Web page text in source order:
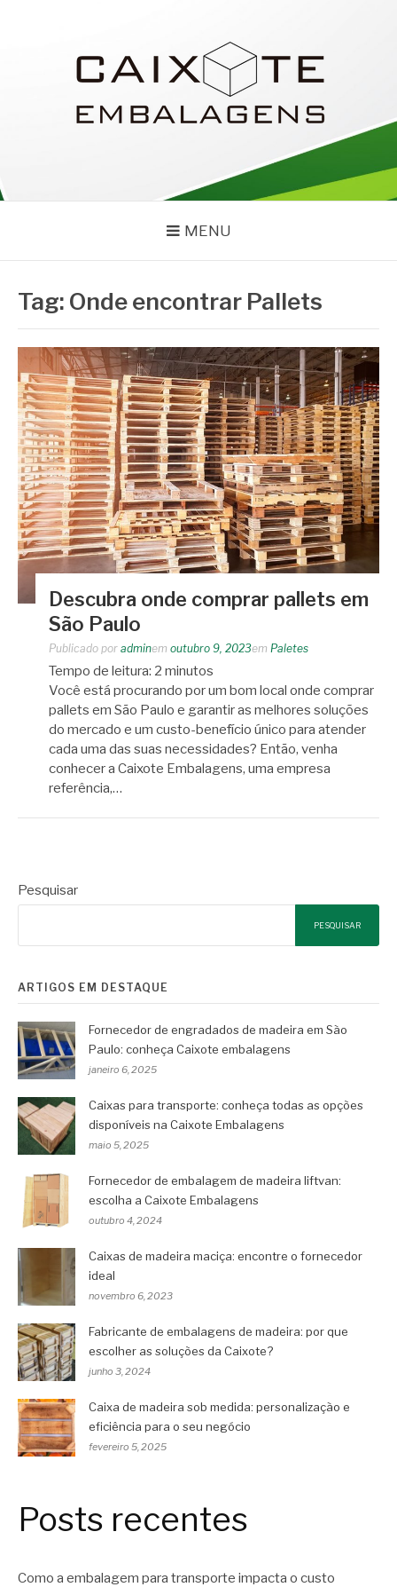
MENU
Tag: Onde encontrar Pallets
Descubra onde comprar pallets em
São Paulo
Publicado por adminem outubro 9, 2023em Paletes
Tempo de leitura: 2 minutos
Você está procurando por um bom local onde comprar
pallets em São Paulo e garantir as melhores soluções
do mercado e um custo-benefício único para atender
cada uma das suas necessidades? Então, venha
conhecer a Caixote Embalagens, uma empresa
referência,…
Pesquisar
PESQUISAR
ARTIGOS EM DESTAQUE
Fornecedor de engradados de madeira em São
Paulo: conheça Caixote embalagens
janeiro 6, 2025
Caixas para transporte: conheça todas as opções
disponíveis na Caixote Embalagens
maio 5, 2025
Fornecedor de embalagem de madeira liftvan:
escolha a Caixote Embalagens
outubro 4, 2024
Caixas de madeira maciça: encontre o fornecedor
ideal
novembro 6, 2023
Fabricante de embalagens de madeira: por que
escolher as soluções da Caixote?
junho 3, 2024
Caixa de madeira sob medida: personalização e
eficiência para o seu negócio
fevereiro 5, 2025
Posts recentes
Como a embalagem para transporte impacta o custo